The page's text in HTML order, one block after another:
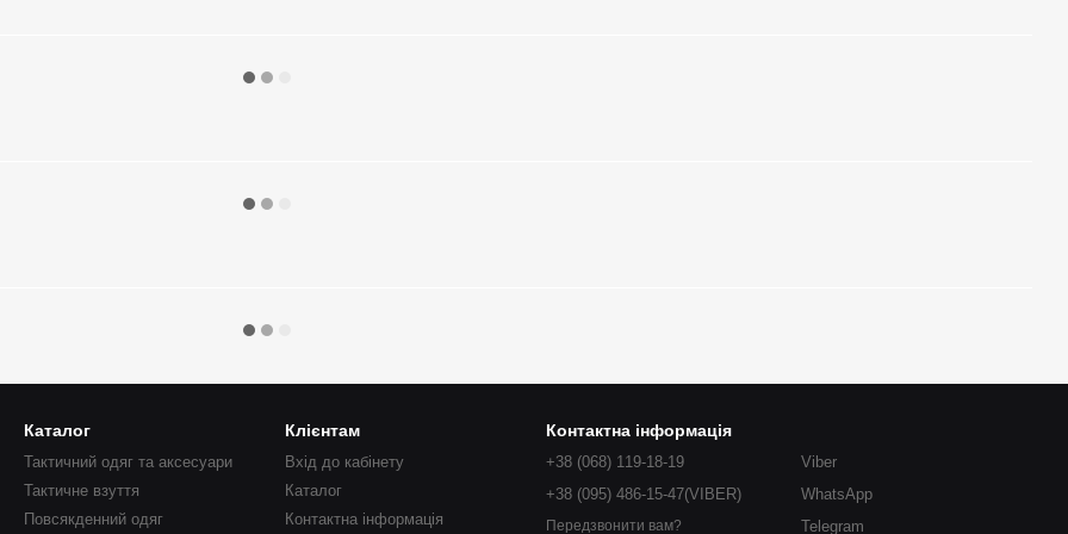
Каталог
Тактичний одяг та аксесуари
Тактичне взуття
Повсякденний одяг
Клієнтам
Вхід до кабінету
Каталог
Контактна інформація
Контактна інформація
+38 (068) 119-18-19
+38 (095) 486-15-47(VIBER)
Передзвонити вам?
Viber
WhatsApp
Telegram